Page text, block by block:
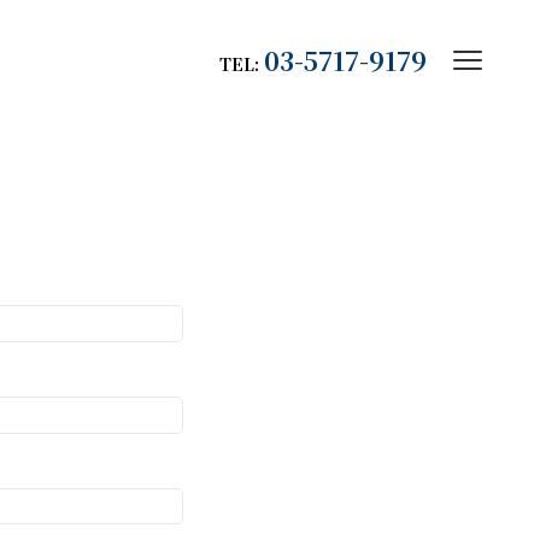
TEL: 03-5717-9179